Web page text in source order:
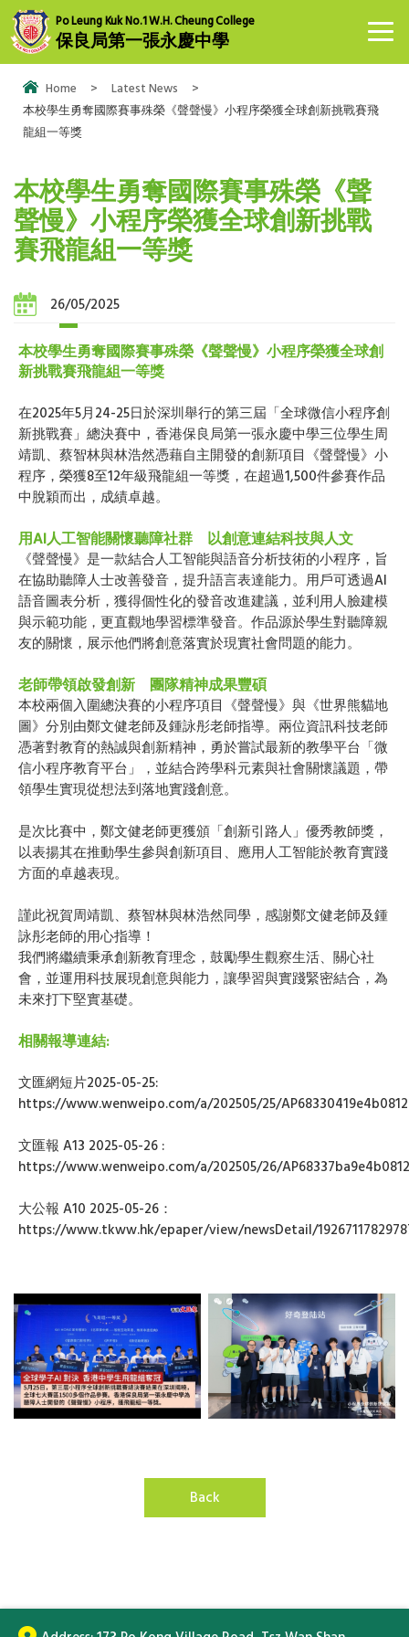
Po Leung Kuk No.1 W.H. Cheung College
保良局第一張永慶中學
Home > Latest News
>
本校學生勇奪國際賽事殊榮《聲聲慢》小程序榮獲全球創新挑戰賽飛
龍組一等獎
本校學生勇奪國際賽事殊榮《聲
聲慢》小程序榮獲全球創新挑戰
賽飛龍組一等獎
26/05/2025
本校學生勇奪國際賽事殊榮《聲聲慢》小程序榮獲全球創
新挑戰賽飛龍組一等獎
在2025年5月24-25日於深圳舉行的第三屆「全球微信小程序創
新挑戰賽」總決賽中，香港保良局第一張永慶中學三位學生周
靖凱、蔡智林與林浩然憑藉自主開發的創新項目《聲聲慢》小
程序，榮獲8至12年級飛龍組一等獎，在超過1,500件參賽作品
中脫穎而出，成績卓越。
用AI人工智能關懷聽障社群 以創意連結科技與人文
《聲聲慢》是一款結合人工智能與語音分析技術的小程序，旨
在協助聽障人士改善發音，提升語言表達能力。用戶可透過AI
語音圖表分析，獲得個性化的發音改進建議，並利用人臉建模
與示範功能，更直觀地學習標準發音。作品源於學生對聽障親
友的關懷，展示他們將創意落實於現實社會問題的能力。
老師帶領啟發創新 團隊精神成果豐碩
本校兩個入圍總決賽的小程序項目《聲聲慢》與《世界熊貓地
圖》分別由鄭文健老師及鍾詠彤老師指導。兩位資訊科技老師
憑著對教育的熱誠與創新精神，勇於嘗試最新的教學平台「微
信小程序教育平台」，並結合跨學科元素與社會關懷議題，帶
領學生實現從想法到落地實踐創意。
是次比賽中，鄭文健老師更獲頒「創新引路人」優秀教師獎，
以表揚其在推動學生參與創新項目、應用人工智能於教育實踐
方面的卓越表現。
謹此祝賀周靖凱、蔡智林與林浩然同學，感謝鄭文健老師及鍾
詠彤老師的用心指導！
我們將繼續秉承創新教育理念，鼓勵學生觀察生活、關心社
會，並運用科技展現創意與能力，讓學習與實踐緊密結合，為
未來打下堅實基礎。
相關報導連結:
文匯網短片2025-05-25:
https://www.wenweipo.com/a/202505/25/
文匯報 A13 2025-05-26 :
https://www.wenweipo.com/a/202505/26/
大公報 A10 2025-05-26：
https://www.tkww.hk/epaper/view/newsDetail/
Back